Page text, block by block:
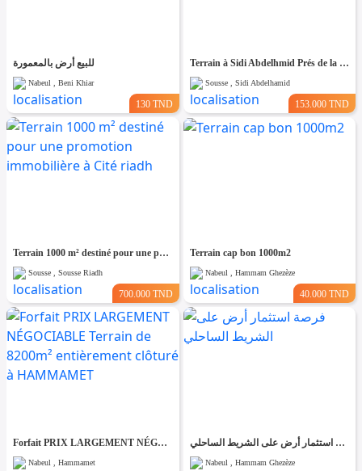
للبيع أرض بالمعمورة
Nabeul , Beni Khiar
130 TND
Terrain à Sidi Abdelhmid Prés de la mer
Sousse , Sidi Abdelhamid
153.000 TND
Terrain 1000 m² destiné pour une promotion immobilière à Cité riadh
Sousse , Sousse Riadh
700.000 TND
Terrain cap bon 1000m2
Nabeul , Hammam Ghezèze
40.000 TND
Forfait PRIX LARGEMENT NÉGOCIABLE Terrain de 8200m² entièrement clôturé à HAMMAMET
Nabeul , Hammamet
فرصة استثمار أرض على الشريط الساحلي
Nabeul , Hammam Ghezèze